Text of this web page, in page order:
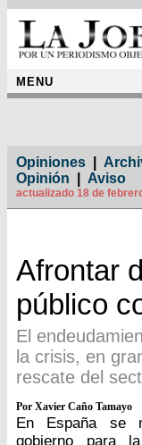
MENU
Opiniones
Opinión
Aviso
actualizado 18 de
Afrontar
público
El
la crisis, en
rescate del
Por Xavier Caño Tamayo
En España se
gobierno para